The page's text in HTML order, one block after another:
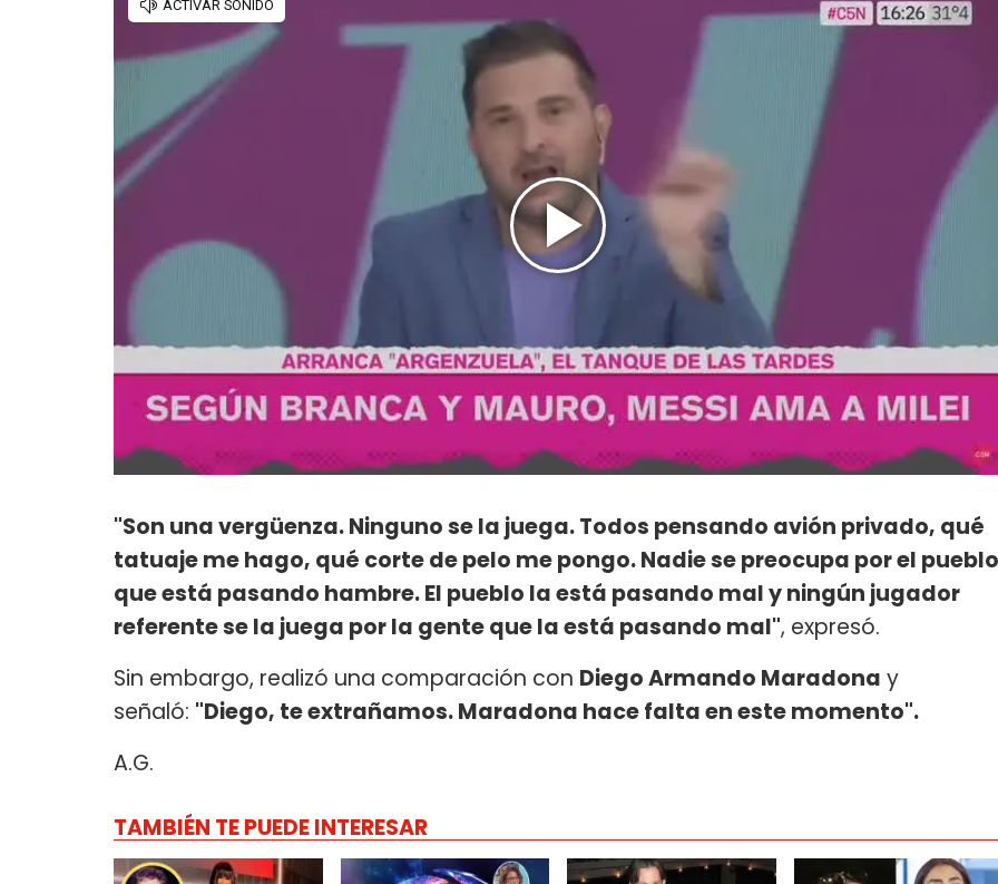
"Son una vergüenza. Ninguno se la juega. Todos pensando avión privado, qué
tatuaje me hago, qué corte de pelo me pongo. Nadie se preocupa por el pueblo
que está pasando hambre. El pueblo la está pasando mal y ningún jugador
referente se la juega por la gente que la está pasando mal", expresó.
Sin embargo, realizó una comparación con Diego Armando Maradona y
señaló: "Diego, te extrañamos. Maradona hace falta en este momento".
A.G.
TAMBIÉN TE PUEDE INTERESAR